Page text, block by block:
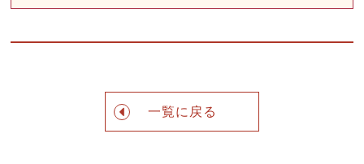
一覧に戻る